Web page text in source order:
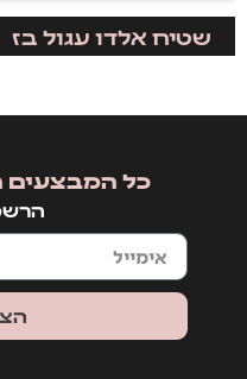
שטיח אלדו עגול בז
כל המבצעים